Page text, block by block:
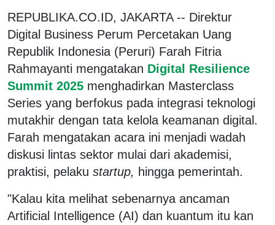
REPUBLIKA.CO.ID, JAKARTA -- Direktur
Digital Business Perum Percetakan Uang
Republik Indonesia (Peruri) Farah Fitria
Rahmayanti mengatakan Digital Resilience
Summit 2025 menghadirkan Masterclass
Series yang berfokus pada integrasi teknologi
mutakhir dengan tata kelola keamanan digital.
Farah mengatakan acara ini menjadi wadah
diskusi lintas sektor mulai dari akademisi,
praktisi, pelaku startup, hingga pemerintah.
"Kalau kita melihat sebenarnya ancaman
Artificial Intelligence (AI) dan kuantum itu kan